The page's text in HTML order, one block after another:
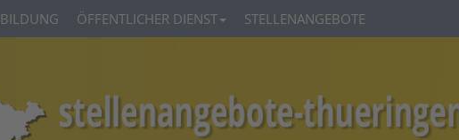
ÖFFENTLICHER DIENST STELLENANGEBOTE